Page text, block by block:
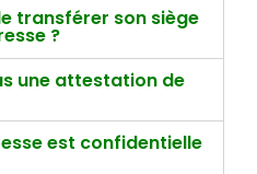
transférer son siège
?
une attestation de
est confidentielle